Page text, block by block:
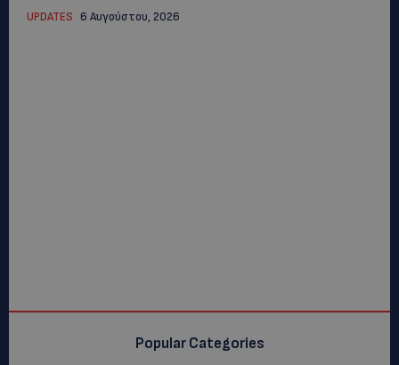
UPDATES 6 Αυγούστου, 2026
Popular Categories